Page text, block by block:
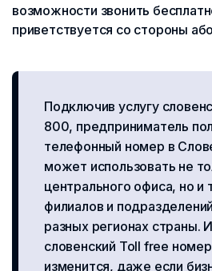
возможности звонить
приветствуется со стороны
Подключив услугу
800, предприниматель
телефонный номер в
может использовать не
центрального офиса, но и
филиалов и
разных регионах страны.
словенский Toll free
изменится, даже если